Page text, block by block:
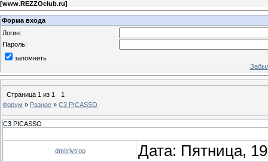
[www.REZZOclub.ru]
Форма входа
Логин:
Пароль:
запомнить
Страница 1 из 1
1
Форум » Разное » C3 PICASSO
C3 PICASSO
dmitriytrop Дата: Пятница,